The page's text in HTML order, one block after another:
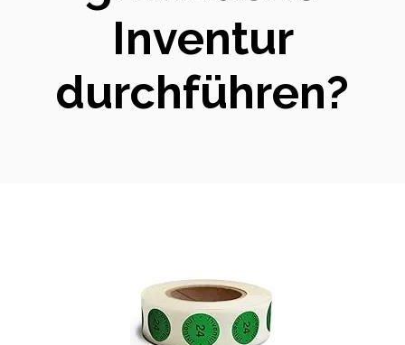
Inventur
durchführen?